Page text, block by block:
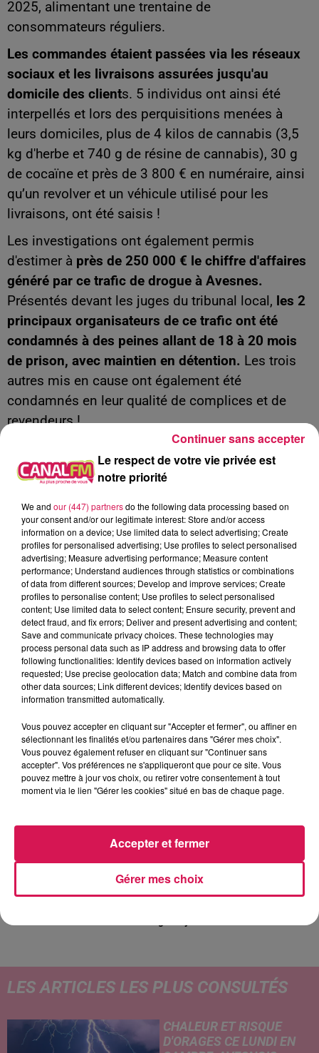
2025, alimentant une trentaine de
consommateurs réguliers.
Les commandes étaient passées via les réseaux
sociaux et les livraisons assurées jusqu'au
domicile des clients. 5 individus ont ainsi été
interpellés et lors des perquisitions menées à
leurs domiciles, plus de 4 kilos de cannabis (3,5
kg d'herbe et 740 g de résine de cannabis), 30 g
de cocaïne et près de 3 800 € en numéraire, ainsi
qu’un revolver et un véhicule utilisé pour les
livraisons, ont été saisis !
Les investigations ont également permis
d'estimer à près de 250 000 € le chiffre d'affaires
généré par ce trafic de drogue à Avesnes.
Présentés devant les juges du tribunal local, les 2
principaux organisateurs de ce trafic ont été
condamnés à des peines allant de 18 à 20 mois
de prison, avec maintien en détention. Les trois
autres mis en cause ont également été
condamnés en leur qualité de complices et de
revendeurs !
À L'ANTENNE
Les hits de Canal FM
LES ARTICLES LES PLUS CONSULTÉS
CHALEUR ET RISQUE
D'ORAGES CE LUNDI EN
Le respect de votre vie privée est
notre priorité
We and our (447) partnersdo the following data processing based on
your consent and/or our legitimate interest: Store and/or access
information on a device; Use limited data to select advertising; Create
profiles for personalised advertising; Use profiles to select personalised
advertising; Measure advertising performance; Measure content
performance; Understand audiences through statistics or combinations
of data from different sources; Develop and improve services; Create
profiles to personalise content; Use profiles to select personalised
content; Use limited data to select content; Ensure security, prevent and
detect fraud, and fix errors; Deliver and present advertising and content;
Save and communicate privacy choices. These technologies may
process personal data such as IP address and browsing data to offer
following functionalities: Identify devices based on information actively
requested; Use precise geolocation data; Match and combine data from
other data sources; Link different devices; Identify devices based on
information transmitted automatically.
Vous pouvez accepter en cliquant sur "Accepter et fermer", ou affiner en
sélectionnant les finalités et/ou partenaires dans "Gérer mes choix".
Vous pouvez également refuser en cliquant sur "Continuer sans
accepter". Vos préférences ne s'appliqueront que pour ce site. Vous
pouvez mettre à jour vos choix, ou retirer votre consentement à tout
moment via le lien "Gérer les cookies" situé en bas de chaque page.
Gérer mes choix
Accepter et fermer
Continuer sans accepter